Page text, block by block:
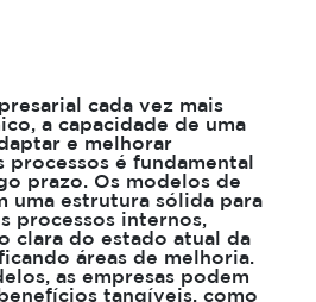
cada vez mais
a capacidade de uma
e melhorar
processos é fundamental
prazo. Os modelos de
uma estrutura sólida para
processos internos,
clara do estado atual da
áreas de melhoria.
as empresas podem
tangíveis, como